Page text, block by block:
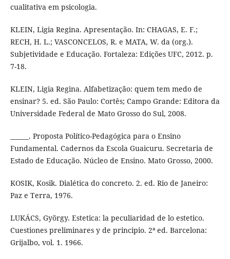
cualitativa em psicologia.
KLEIN, Ligia Regina. Apresentação. In: CHAGAS, E. F.;
RECH, H. L.; VASCONCELOS, R. e MATA, W. da (org.).
Subjetividade e Educação. Fortaleza: Edições UFC, 2012. p.
7-18.
KLEIN, Ligia Regina. Alfabetização: quem tem medo de
ensinar? 5. ed. São Paulo: Cortês; Campo Grande: Editora da
Universidade Federal de Mato Grosso do Sul, 2008.
______. Proposta Político-Pedagógica para o Ensino
Fundamental. Cadernos da Escola Guaicuru. Secretaria de
Estado de Educação. Núcleo de Ensino. Mato Grosso, 2000.
KOSIK, Kosik. Dialética do concreto. 2. ed. Rio de Janeiro:
Paz e Terra, 1976.
LUKÁCS, György. Estetica: la peculiaridad de lo estetico.
Cuestiones preliminares y de principio. 2ª ed. Barcelona:
Grijalbo, vol. 1. 1966.